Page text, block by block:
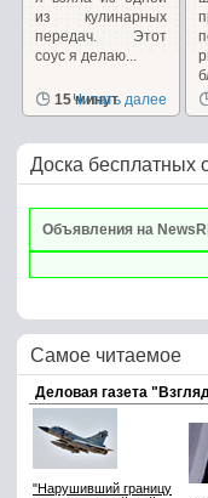
из кулинарных
передач. Этот
соус я делаю...
15 минут
Читать далее
Доска бесплатных
Объявления на
Самое читаемое